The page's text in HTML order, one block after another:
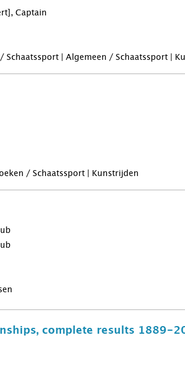
Captain
Schaatssport | Algemeen / Schaatssport |
/ Schaatssport | Kunstrijden
complete results 1889-